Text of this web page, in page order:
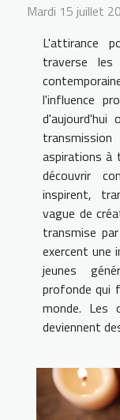
Mardi 15 juillet
L'attirance
traverse
l'influence
aspirations à
découvrir
inspirent,
vague de
transmise
exercent une
jeunes
profonde qui
monde. Les
deviennent